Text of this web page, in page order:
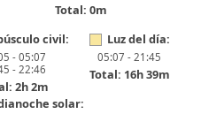
Total: 0m
civil:
- 05:07
- 22:46
2h 2m
Luz del día:
05:07 - 21:45
Total: 16h 39m
solar: